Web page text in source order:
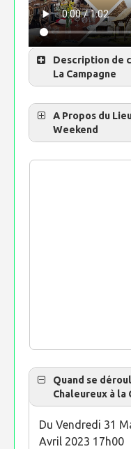
Description de
La Campagne
A Propos du
Weekend
Quand se
Chaleureux à la
Du Vendredi 31
Avril 2023 17h00